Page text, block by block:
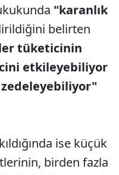
"karanlık
belirten
tüketicinin
etkileyebiliyor
zedeleyebiliyor"
ise küçük
birden fazla